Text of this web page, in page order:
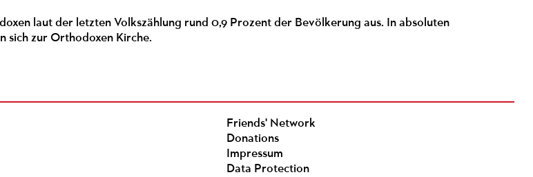
laut der letzten Volkszählung rund 0,9 Prozent der Bevölkerung aus. In absoluten
sich zur Orthodoxen Kirche.
Friends' Network
Donations
Impressum
Data Protection